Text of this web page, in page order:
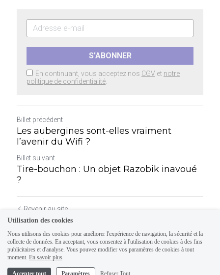
S'ABONNER
En continuant, vous acceptez nos CGV et notre
politique de confidentialité
Billet précédent
Les aubergines sont-elles vraiment
l’avenir du Wifi ?
Billet suivant
Tire-bouchon : Un objet Razobik inavoué
?
Revenir au site
Utilisation des cookies
Nous utilisons des cookies pour améliorer l'expérience de navigation, la sécurité et la
collecte de données. En acceptant, vous consentez à l'utilisation de cookies à des fins
publicitaires et d'analyse. Vous pouvez modifier vos paramètres de cookies à tout
moment. En savoir plus
Accepter tout Paramètres Refuser Tout